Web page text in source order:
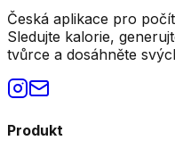
Česká aplikace pro
Sledujte kalorie,
tvůrce a dosáhněte
Produkt